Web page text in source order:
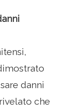
danni
che